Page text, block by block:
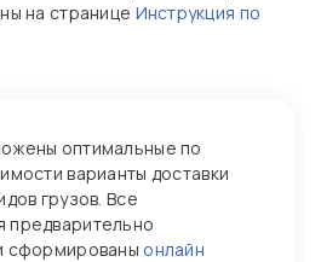
на странице Инструкция по
оптимальные по
варианты доставки
грузов. Все
предварительно
сформированы онлайн